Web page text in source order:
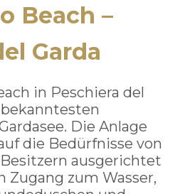
Beach –
Garda
in Peschiera del
Die Anlage
die Bedürfnisse von
ausgerichtet
zum Wasser,